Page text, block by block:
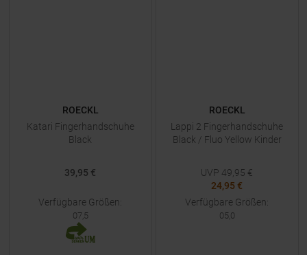
ROECKL
Katari Fingerhandschuhe
Black
39,95 €
Verfügbare Größen:
07,5
ROECKL
Lappi 2 Fingerhandschuhe
Black / Fluo Yellow Kinder
UVP 49,95 €
24,95 €
Verfügbare Größen:
05,0